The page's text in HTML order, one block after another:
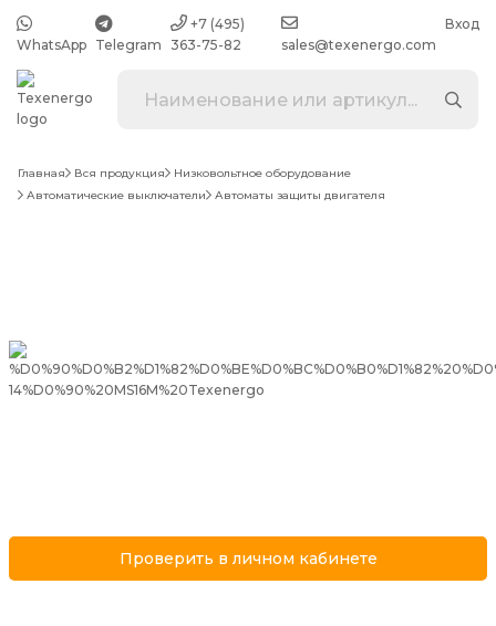
WhatsApp Telegram
+7 (495)
363-75-82
sales@texenergo.com
Вход
Главная Вся продукция
Низковольтное оборудование
Автоматические выключатели
Автоматы защиты двигателя
Проверить в личном кабинете